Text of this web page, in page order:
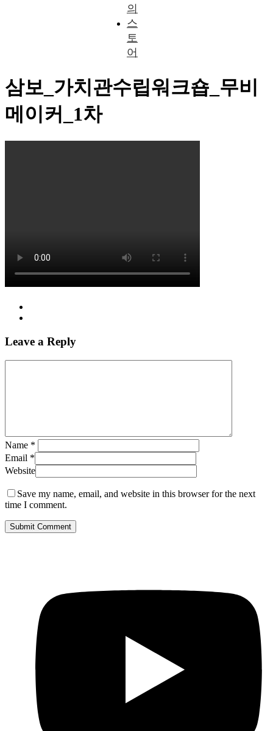
의
스
토
어
삼보_가치관수립워크숍_무비
메이커_1차
Leave a Reply
Name *
Email *
Website
Save my name, email, and website in this browser for the next
time I comment.